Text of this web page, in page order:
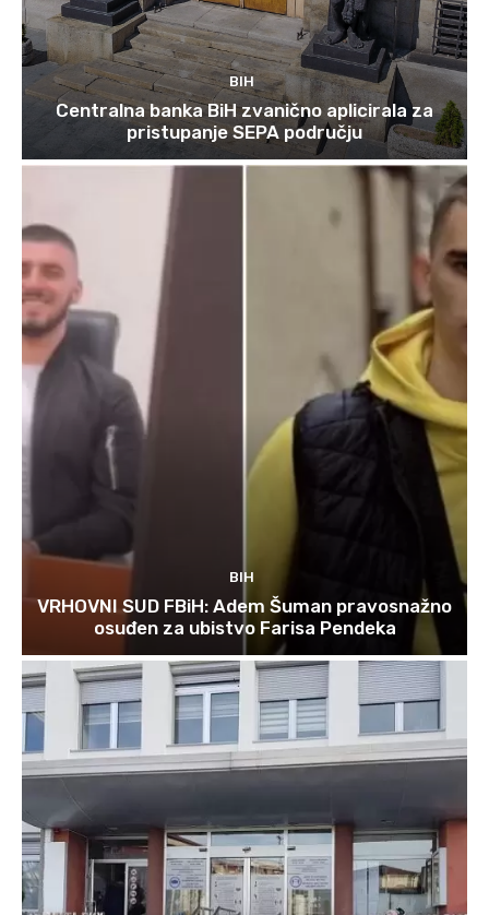
BIH
Centralna banka BiH zvanično aplicirala za
pristupanje SEPA području
BIH
VRHOVNI SUD FBiH: Adem Šuman pravosnažno
osuđen za ubistvo Farisa Pendeka